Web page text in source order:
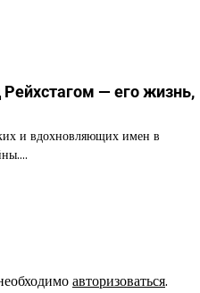
— его жизнь,
и вдохновляющих имен в
авторизоваться.